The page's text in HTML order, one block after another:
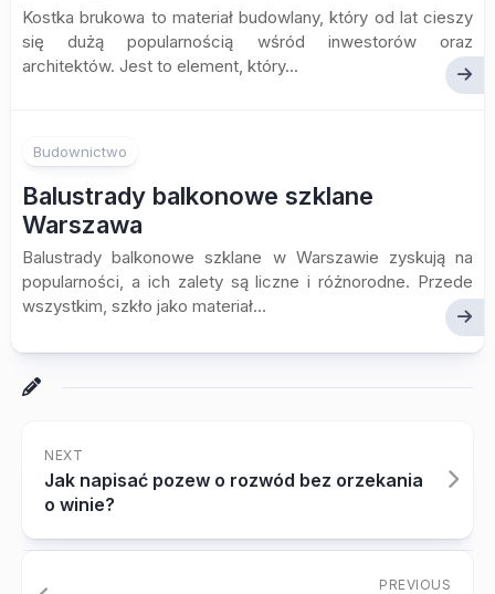
Kostka brukowa to materiał budowlany, który od lat cieszy
się dużą popularnością wśród inwestorów oraz
architektów. Jest to element, który...
Budownictwo
Balustrady balkonowe szklane
Warszawa
Balustrady balkonowe szklane w Warszawie zyskują na
popularności, a ich zalety są liczne i różnorodne. Przede
wszystkim, szkło jako materiał...
NEXT
Jak napisać pozew o rozwód bez orzekania
o winie?
PREVIOUS